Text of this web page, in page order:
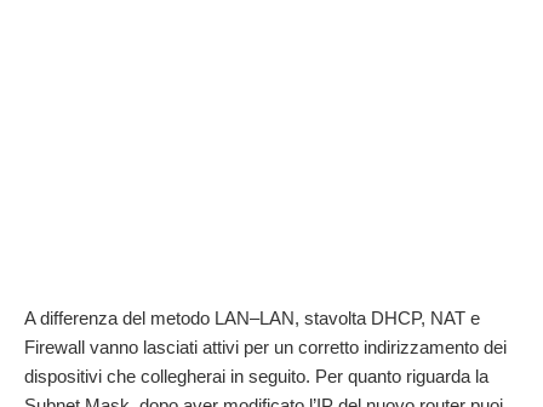
A differenza del metodo LAN–LAN, stavolta DHCP, NAT e
Firewall vanno lasciati attivi per un corretto indirizzamento dei
dispositivi che collegherai in seguito. Per quanto riguarda la